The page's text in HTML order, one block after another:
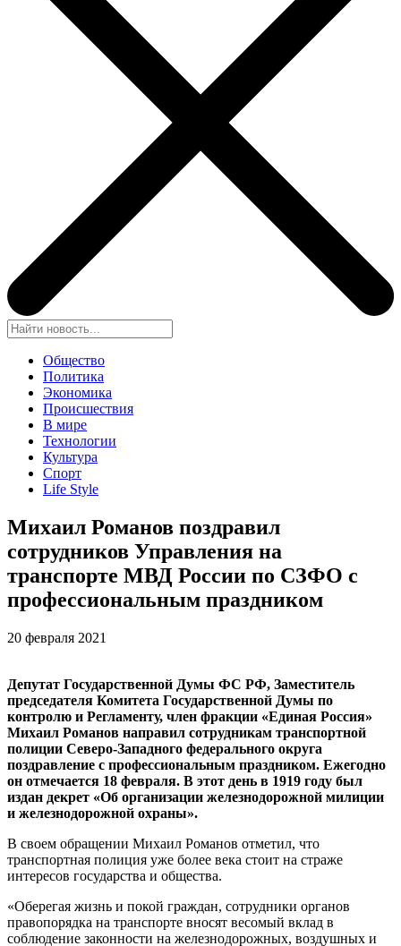
Общество
Политика
Экономика
Происшествия
В мире
Технологии
Культура
Спорт
Life Style
Михаил Романов поздравил
сотрудников Управления на
транспорте МВД России по СЗФО с
профессиональным праздником
20 февраля 2021
Депутат Государственной Думы ФС РФ, Заместитель
председателя Комитета Государственной Думы по
контролю и Регламенту, член фракции «Единая Россия»
Михаил Романов направил сотрудникам транспортной
полиции Северо-Западного федерального округа
поздравление с профессиональным праздником. Ежегодно
он отмечается 18 февраля. В этот день в 1919 году был
издан декрет «Об организации железнодорожной милиции
и железнодорожной охраны».
В своем обращении Михаил Романов отметил, что
транспортная полиция уже более века стоит на страже
интересов государства и общества.
«Оберегая жизнь и покой граждан, сотрудники органов
правопорядка на транспорте вносят весомый вклад в
соблюдение законности на железнодорожных, воздушных и